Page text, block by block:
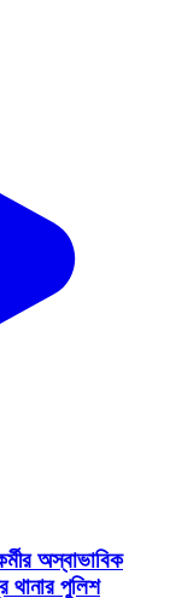
অস্বাভাবিক
থানার পুলিশ